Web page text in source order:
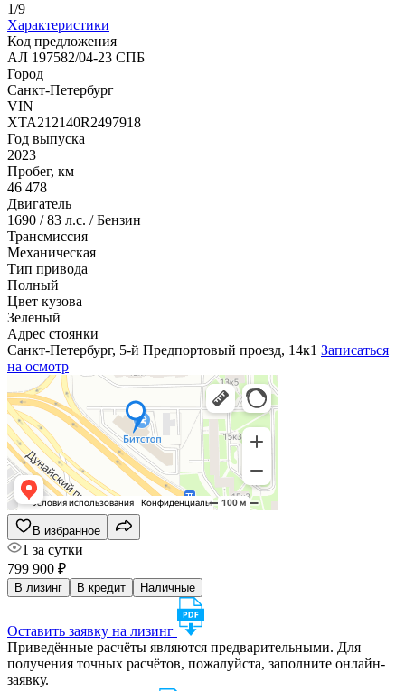
1/9
Характеристики
Код предложения
АЛ 197582/04-23 СПБ
Город
Санкт-Петербург
VIN
XTA212140R2497918
Год выпуска
2023
Пробег, км
46 478
Двигатель
1690 / 83 л.с. / Бензин
Трансмиссия
Механическая
Тип привода
Полный
Цвет кузова
Зеленый
Адрес стоянки
Санкт-Петербург, 5-й Предпортовый проезд, 14к1 Записаться
на осмотр
В избранное
1 за сутки
799 900 ₽
В лизинг В кредит Наличные
Оставить заявку на лизинг
Приведённые расчёты являются предварительными. Для
получения точных расчётов, пожалуйста, заполните онлайн-
заявку.